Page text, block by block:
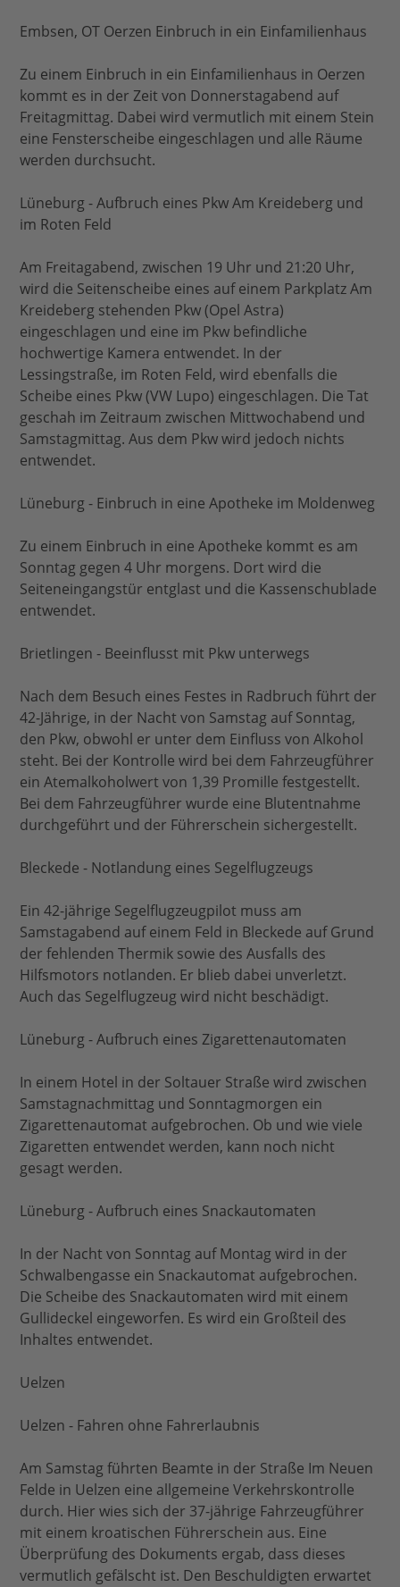
Embsen, OT Oerzen Einbruch in ein Einfamilienhaus
Zu einem Einbruch in ein Einfamilienhaus in Oerzen
kommt es in der Zeit von Donnerstagabend auf
Freitagmittag. Dabei wird vermutlich mit einem Stein
eine Fensterscheibe eingeschlagen und alle Räume
werden durchsucht.
Lüneburg - Aufbruch eines Pkw Am Kreideberg und
im Roten Feld
Am Freitagabend, zwischen 19 Uhr und 21:20 Uhr,
wird die Seitenscheibe eines auf einem Parkplatz Am
Kreideberg stehenden Pkw (Opel Astra)
eingeschlagen und eine im Pkw befindliche
hochwertige Kamera entwendet. In der
Lessingstraße, im Roten Feld, wird ebenfalls die
Scheibe eines Pkw (VW Lupo) eingeschlagen. Die Tat
geschah im Zeitraum zwischen Mittwochabend und
Samstagmittag. Aus dem Pkw wird jedoch nichts
entwendet.
Lüneburg - Einbruch in eine Apotheke im Moldenweg
Zu einem Einbruch in eine Apotheke kommt es am
Sonntag gegen 4 Uhr morgens. Dort wird die
Seiteneingangstür entglast und die Kassenschublade
entwendet.
Brietlingen - Beeinflusst mit Pkw unterwegs
Nach dem Besuch eines Festes in Radbruch führt der
42-Jährige, in der Nacht von Samstag auf Sonntag,
den Pkw, obwohl er unter dem Einfluss von Alkohol
steht. Bei der Kontrolle wird bei dem Fahrzeugführer
ein Atemalkoholwert von 1,39 Promille festgestellt.
Bei dem Fahrzeugführer wurde eine Blutentnahme
durchgeführt und der Führerschein sichergestellt.
Bleckede - Notlandung eines Segelflugzeugs
Ein 42-jährige Segelflugzeugpilot muss am
Samstagabend auf einem Feld in Bleckede auf Grund
der fehlenden Thermik sowie des Ausfalls des
Hilfsmotors notlanden. Er blieb dabei unverletzt.
Auch das Segelflugzeug wird nicht beschädigt.
Lüneburg - Aufbruch eines Zigarettenautomaten
In einem Hotel in der Soltauer Straße wird zwischen
Samstagnachmittag und Sonntagmorgen ein
Zigarettenautomat aufgebrochen. Ob und wie viele
Zigaretten entwendet werden, kann noch nicht
gesagt werden.
Lüneburg - Aufbruch eines Snackautomaten
In der Nacht von Sonntag auf Montag wird in der
Schwalbengasse ein Snackautomat aufgebrochen.
Die Scheibe des Snackautomaten wird mit einem
Gullideckel eingeworfen. Es wird ein Großteil des
Inhaltes entwendet.
Uelzen
Uelzen - Fahren ohne Fahrerlaubnis
Am Samstag führten Beamte in der Straße Im Neuen
Felde in Uelzen eine allgemeine Verkehrskontrolle
durch. Hier wies sich der 37-jährige Fahrzeugführer
mit einem kroatischen Führerschein aus. Eine
Überprüfung des Dokuments ergab, dass dieses
vermutlich gefälscht ist. Den Beschuldigten erwartet